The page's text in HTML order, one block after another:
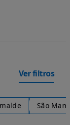
Ver filtros
São